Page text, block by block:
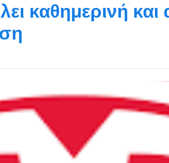
καθημερινή και